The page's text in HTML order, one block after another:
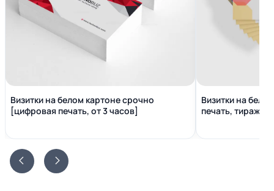
Визитки на белом картоне срочно
[цифровая печать, от 3 часов]
Визитки на
печать, тираж